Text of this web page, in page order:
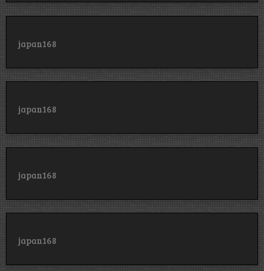
japan168
japan168
japan168
japan168